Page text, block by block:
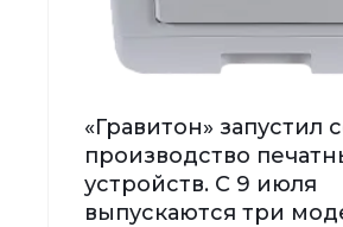
«Гравитон» запустил
производство
устройств. С 9 июля
выпускаются три